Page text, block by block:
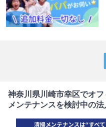
神奈川県川崎市幸区でオ
メンテナンスを検討中の